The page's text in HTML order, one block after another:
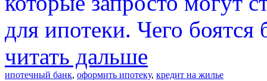
для ипотеки. Чего
читать дальше
ипотечный банк, оформить ипотеку, кредит на жилье